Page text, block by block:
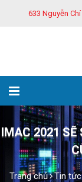
633 Nguyễn Chí
IMAC 2021 SẼ
Trang chủ Tin tức